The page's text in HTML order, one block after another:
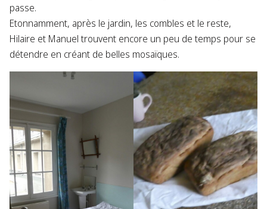
passe.
Etonnamment, après le jardin, les combles et le reste,
Hilaire et Manuel trouvent encore un peu de temps pour se
détendre en créant de belles mosaïques.